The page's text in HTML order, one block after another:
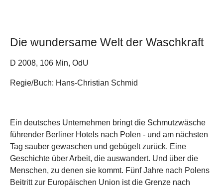
Die wundersame Welt der Waschkraft
D 2008, 106 Min, OdU
Regie/Buch: Hans-Christian Schmid
Ein deutsches Unternehmen bringt die Schmutzwäsche
führender Berliner Hotels nach Polen - und am nächsten
Tag sauber gewaschen und gebügelt zurück. Eine
Geschichte über Arbeit, die auswandert. Und über die
Menschen, zu denen sie kommt. Fünf Jahre nach Polens
Beitritt zur Europäischen Union ist die Grenze nach